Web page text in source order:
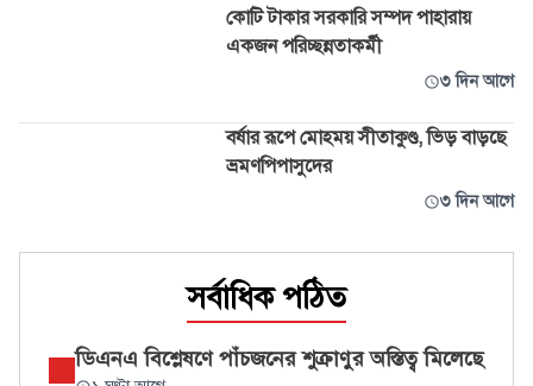
কোটি টাকার সরকারি সম্পদ পাহারায়
একজন পরিচ্ছন্নতাকর্মী
৩ দিন আগে
বর্ষার রূপে মোহময় সীতাকুণ্ড, ভিড় বাড়ছে
ভ্রমণপিপাসুদের
৩ দিন আগে
সর্বাধিক পঠিত
ডিএনএ বিশ্লেষণে পাঁচজনের শুক্রাণুর অস্তিত্ব মিলেছে